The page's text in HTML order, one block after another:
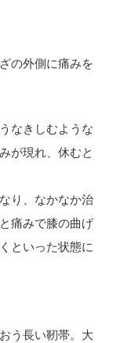
の外側に痛みを
なきしむような
が現れ、休むと
り、なかなか治
痛みで膝の曲げ
といった状態に
う長い靭帯。大